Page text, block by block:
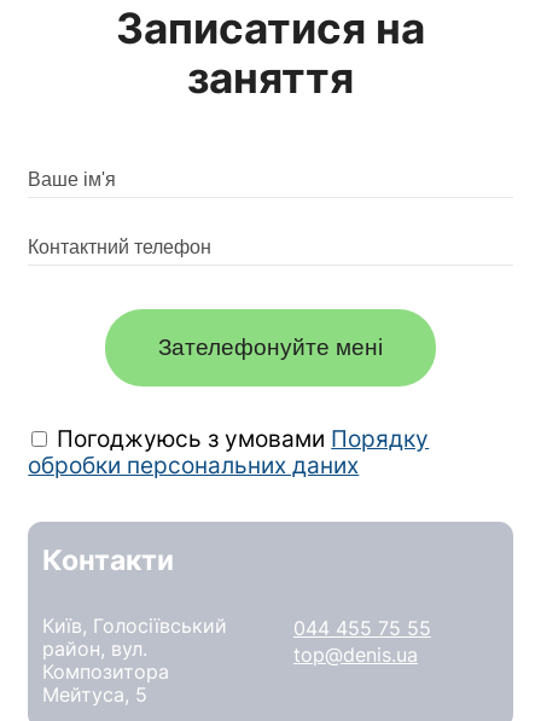
Записатися на
заняття
Зателефонуйте мені
Погоджуюсь з умовами Порядку
обробки персональних даних
Контакти
Київ, Голосіївський
район, вул.
Композитора
Мейтуса, 5
044 455 75 55
top@denis.ua